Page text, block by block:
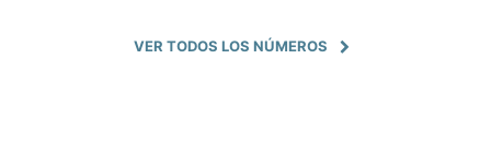
VER TODOS LOS NÚMEROS